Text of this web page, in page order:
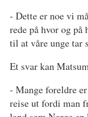
- Dette er noe vi
rede på hvor og
til at våre unge tar
Et svar kan
- Mange foreldre
reise ut fordi man